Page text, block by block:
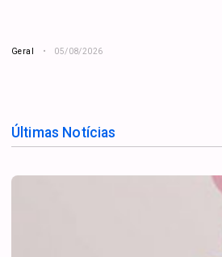
Geral 05/08/2026
Últimas Notícias